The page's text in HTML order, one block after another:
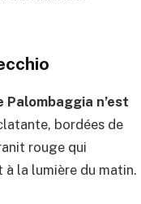
n’est
bordées de
rouge qui
la lumière du matin.